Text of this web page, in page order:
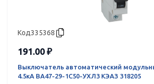
Код335368
191.00 ₽
Выключатель автоматический
4.5кА ВА47-29-1C50-УХЛ3 КЭАЗ 318205